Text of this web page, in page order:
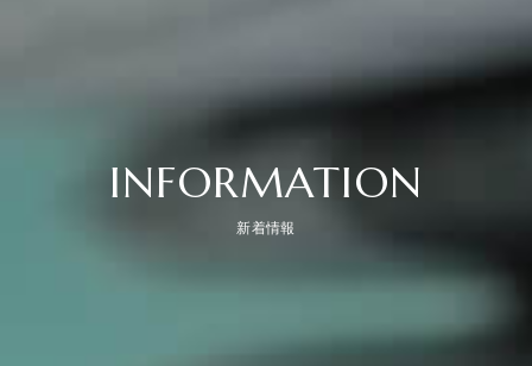
INFORMATION
新着情報